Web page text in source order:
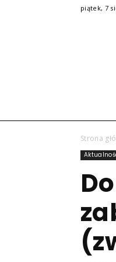
piątek, 7
Strona